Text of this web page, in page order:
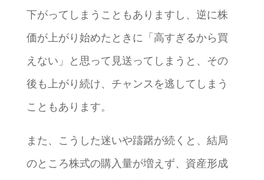
下がってしまうこともありますし、逆に株
価が上がり始めたときに「高すぎるから買
えない」と思って見送ってしまうと、その
後も上がり続け、チャンスを逃してしまう
こともあります。
また、こうした迷いや躊躇が続くと、結局
のところ株式の購入量が増えず、資産形成